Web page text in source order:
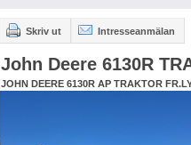
Skriv ut Intresseanmälan
John Deere 6130R
JOHN DEERE 6130R AP TRAKTOR